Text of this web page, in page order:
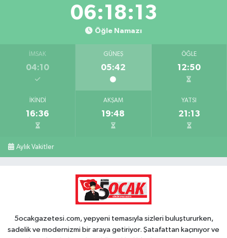
06:18:12
Öğle Namazı
İMSAK
04:10
GÜNEŞ
05:42
ÖĞLE
12:50
İKINDI
16:36
AKŞAM
19:48
YATSI
21:13
Aylık Vakitler
5ocakgazetesi.com, yepyeni temasıyla sizleri buluştururken,
sadelik ve modernizmi bir araya getiriyor. Şatafattan kaçınıyor ve